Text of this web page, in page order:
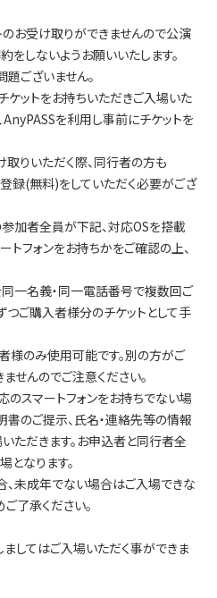
お受け取りができませんので公演
しないようお願いいたします。
ございません。
ットをお持ちいただきご入場いた
AnyPASSを利用し事前にチケットを
取りいただく際、同行者の方も
録(無料)をしていただく必要がござ
加者全員が下記、対応OSを搭載
トフォンをお持ちかをご確認の上、
一名義・同一電話番号で複数回ご
ご購入者様分のチケットとして手
様のみ使用可能です。別の方がご
せんのでご注意ください。
スマートフォンをお持ちでない場
書のご提示、氏名・連絡先等の情報
ただきます。お申込者と同行者全
となります。
未成年でない場合はご入場できな
了承ください。
してはご入場いただく事ができま